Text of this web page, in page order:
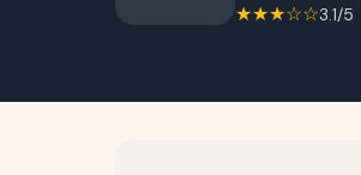
★★★☆☆3.1/5